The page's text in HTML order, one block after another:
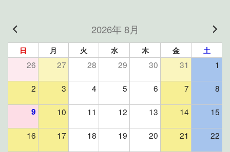
2026年 8月
日 月 火 水 木 金 土
26 27 28 29 30 31 1
2 3 4 5 6 7 8
9 10 11 12 13 14 15
16 17 18 19 20 21 22